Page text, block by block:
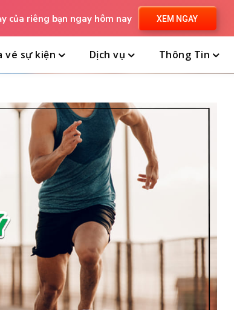
của riêng bạn ngay hôm nay XEM NGAY
vé sự kiện Dịch vụ Thông Tin